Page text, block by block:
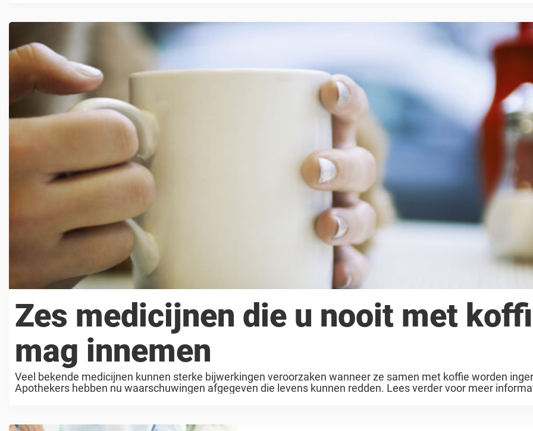
Zes medicijnen die u nooit met
mag innemen
Veel bekende medicijnen kunnen sterke bijwerkingen veroorzaken wanneer ze samen met koffie worden
Apothekers hebben nu waarschuwingen afgegeven die levens kunnen redden. Lees verder voor meer